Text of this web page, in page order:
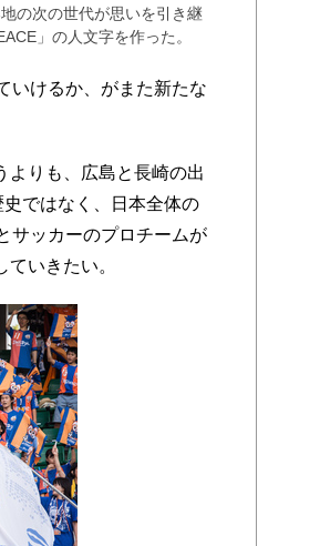
の次の世代が思いを引き継
」の人文字を作った。
いけるか、がまた新たな
りも、広島と長崎の出
ではなく、日本全体の
サッカーのプロチームが
いきたい。